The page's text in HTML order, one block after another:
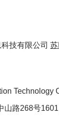
技有限公司
Technology
路268号1601 |